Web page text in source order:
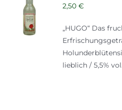
2,50 €
„HUGO“ Das
lieblich / 5,5%